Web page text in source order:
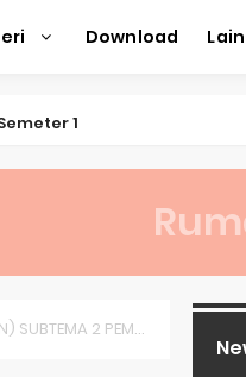
Download
1
Betawi
2 PEMBELAJARAN 2